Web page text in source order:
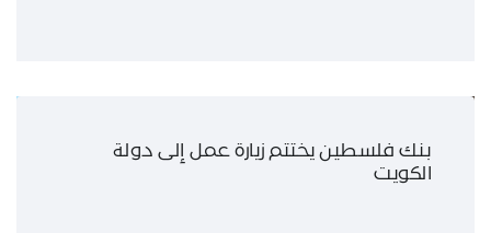
بنك فلسطين يختتم زيارة عمل إلى دولة
الكويت